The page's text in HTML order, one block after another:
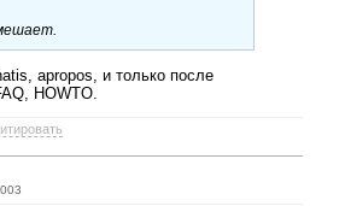
apropos, и только после
HOWTO.